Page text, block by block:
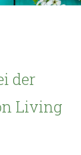
der
Living